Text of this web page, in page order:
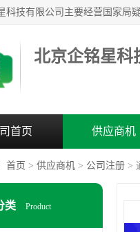
北京企铭星科
首页 供应商机
首页 > 供应商机 > 公司注册 >
类 Product